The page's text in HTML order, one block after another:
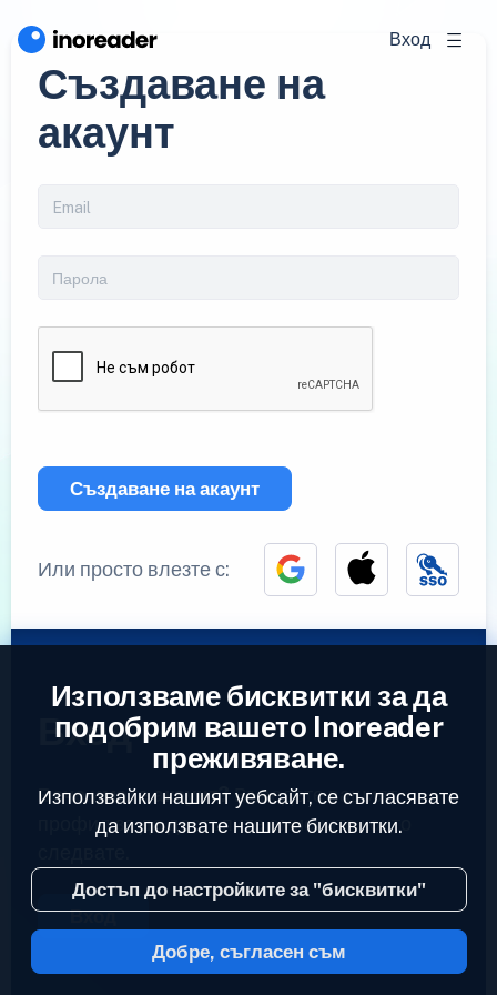
Вход
Създаване на
акаунт
Създаване на акаунт
Или просто влезте с:
Вход
Вече имате акаунт?Въведете вашият
профил за да достъпите емисиите които
Вход
2023 © Inoreader
Използваме бисквитки за да
подобрим вашето Inoreader
преживяване.
Използвайки нашият уебсайт, се съгласявате
да използвате нашите бисквитки.
Достъп до настройките за "бисквитки"
Добре, съгласен съм